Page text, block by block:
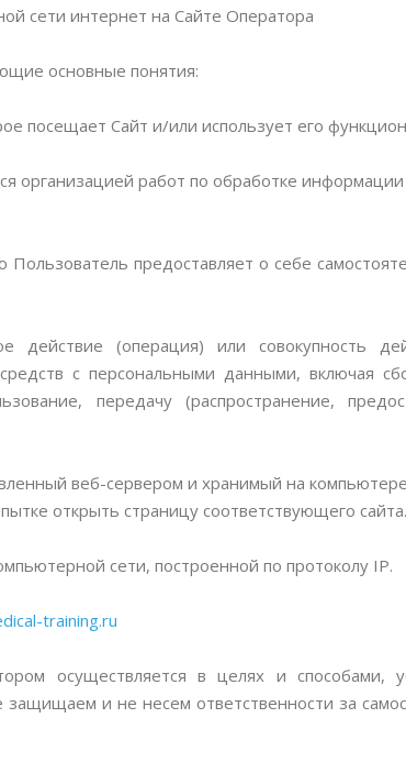
сети интернет на Сайте Оператора
основные понятия:
посещает Сайт и/или использует его
работ по обработке
предоставляет о себе
действие (операция) или совокупность
с персональными данными, включая
передачу (распространение,
веб-сервером и хранимый на
открыть страницу соответствующего сайта.
сети, построенной по протоколу IP.
training.ru
осуществляется в целях и
и не несем ответственности за